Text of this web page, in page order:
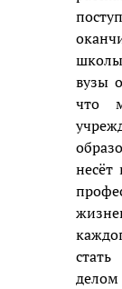
вузы
что
делом